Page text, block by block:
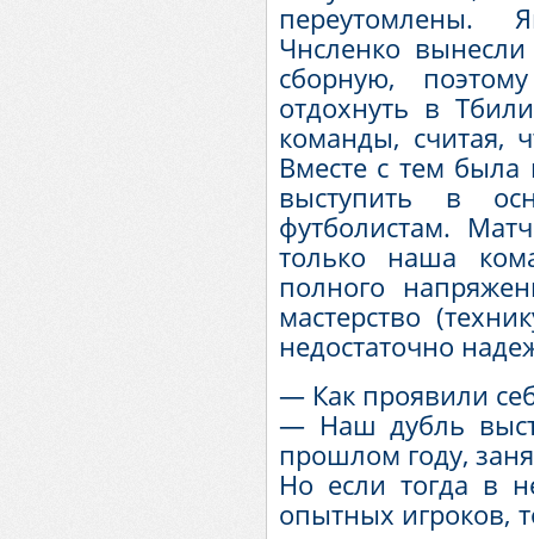
переутомлены.
Чнсленко
сборную,
отдохнуть в
команды, считая,
Вместе с тем была
выступить в
футболистам.
только наша
полного
мастерство
недостаточно
— Как проявили
— Наш дубль
прошлом году,
Но если тогда в
опытных игроков,